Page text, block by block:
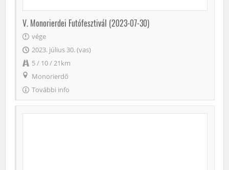
V. Monorierdei Futófesztivál (2023-07-30)
vége
2023. július 30. (vas)
5 / 10 / 21km
Monorierdő
További info